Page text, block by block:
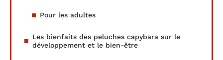
Pour les adultes
Les bienfaits des peluches capybara sur le
développement et le bien-être